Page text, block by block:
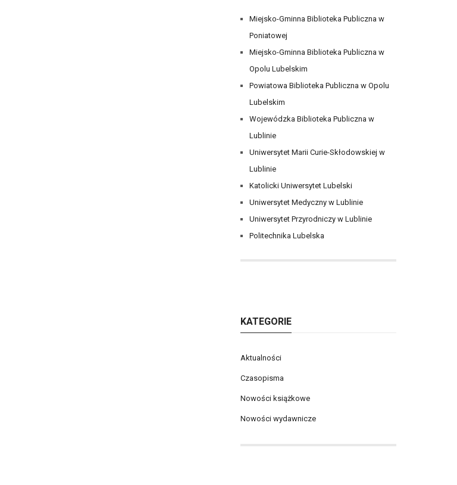
Miejsko-Gminna Biblioteka Publiczna w
Poniatowej
Miejsko-Gminna Biblioteka Publiczna w
Opolu Lubelskim
Powiatowa Biblioteka Publiczna w Opolu
Lubelskim
Wojewódzka Biblioteka Publiczna w
Lublinie
Uniwersytet Marii Curie-Skłodowskiej w
Lublinie
Katolicki Uniwersytet Lubelski
Uniwersytet Medyczny w Lublinie
Uniwersytet Przyrodniczy w Lublinie
Politechnika Lubelska
KATEGORIE
Aktualności
Czasopisma
Nowości książkowe
Nowości wydawnicze